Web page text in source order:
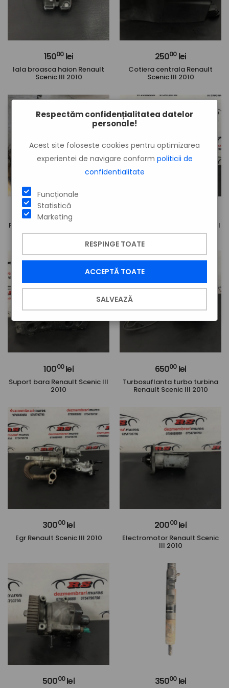
15000lei
Iala broasca haion Renault
Scenic III 2010
25000lei
Cotiera centrala Renault
Scenic III 2010
50000lei
Punte spate Renault Scenic III
2010
Suport bara Renault Scenic III
2010
10000lei
Suport bara Renault Scenic III
2010
65000lei
Turbosuflanta turbo turbina
Renault Scenic III 2010
30000lei
Egr Renault Scenic III 2010
20000lei
Electromotor Renault Scenic
III 2010
50000lei 35000lei
Respectăm confidențialitatea datelor
personale!
Acest site foloseste cookies pentru optimizarea
experientei de navigare conform politicii de
confidentialitate
Funcționale
Statistică
Marketing
RESPINGE TOATE
ACCEPTĂ TOATE
SALVEAZĂ